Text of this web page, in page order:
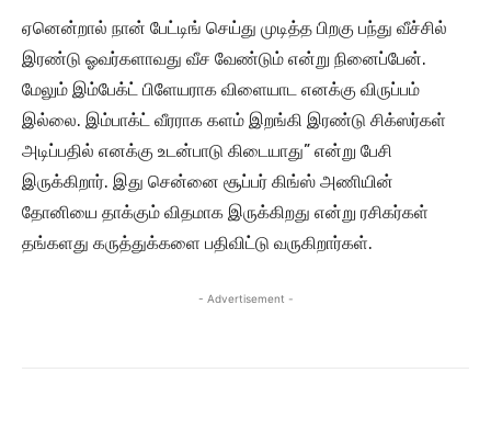
ஏனென்றால் நான் பேட்டிங் செய்து முடித்த பிறகு பந்து வீச்சில்
இரண்டு ஓவர்களாவது வீச வேண்டும் என்று நினைப்பேன்.
மேலும் இம்பேக்ட் பிளேயராக விளையாட எனக்கு விருப்பம்
இல்லை. இம்பாக்ட் வீரராக களம் இறங்கி இரண்டு சிக்ஸர்கள்
அடிப்பதில் எனக்கு உடன்பாடு கிடையாது” என்று பேசி
இருக்கிறார். இது சென்னை சூப்பர் கிங்ஸ் அணியின்
தோனியை தாக்கும் விதமாக இருக்கிறது என்று ரசிகர்கள்
தங்களது கருத்துக்களை பதிவிட்டு வருகிறார்கள்.
- Advertisement -